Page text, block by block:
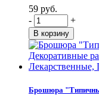
59 руб.
-
+
Брошюра